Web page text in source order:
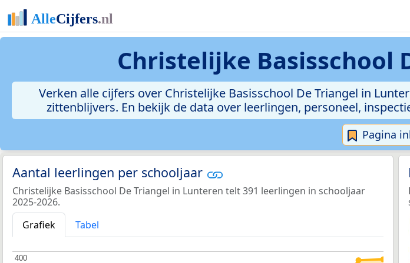
Christelijke Basisschool
Verken alle cijfers over Christelijke Basisschool De Triangel in
zittenblijvers. En bekijk de data over leerlingen, personeel,
Pagina
Aantal leerlingen per schooljaar
Christelijke Basisschool De Triangel in Lunteren telt 391 leerlingen in schooljaar
2025-2026.
Grafiek
Tabel
400
400